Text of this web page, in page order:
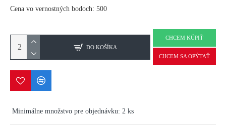
Cena vo vernostných bodoch: 500
DO KOŠÍKA
CHCEM KÚPIŤ
CHCEM SA OPÝTAŤ
Minimálne množstvo pre objednávku: 2 ks